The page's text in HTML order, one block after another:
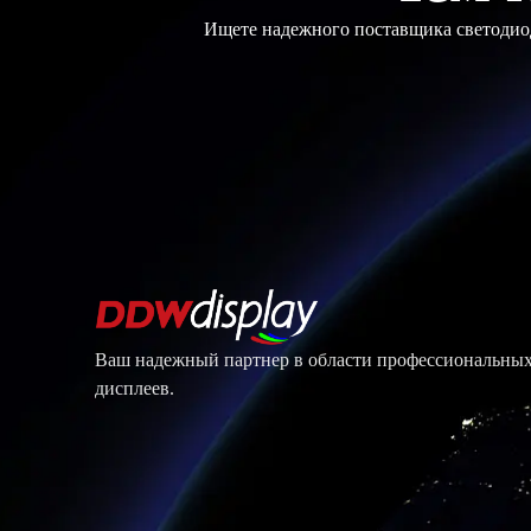
Ищете надежного поставщика
Ваш надежный партнер в области
дисплеев.